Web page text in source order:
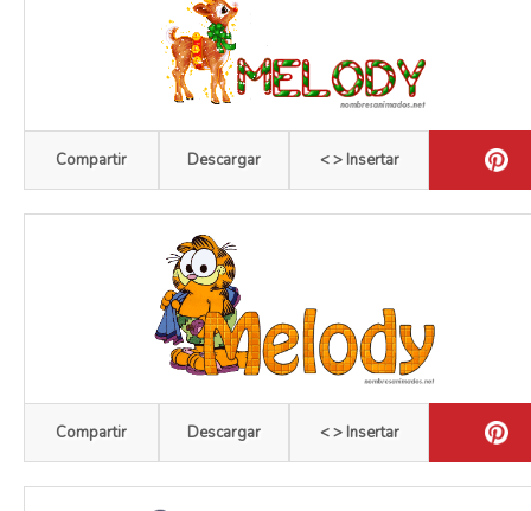
Compartir Descargar < > Insertar
Compartir Descargar < > Insertar